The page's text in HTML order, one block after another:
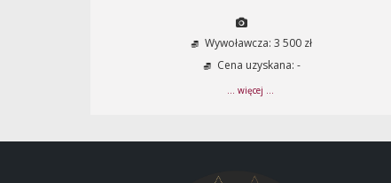
Wywoławcza: 3 500 zł
Cena uzyskana: -
... więcej ...